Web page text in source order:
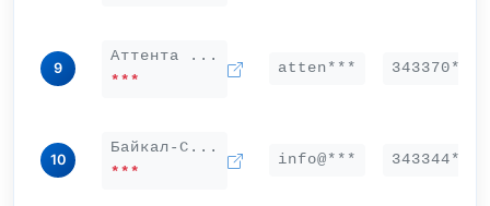
9
Аттента ...
***
atten*** 343370***
10
Байкал-С...
***
info@*** 343344***